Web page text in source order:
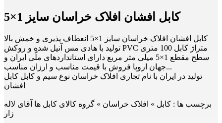
کابل افشان افلاک خراسان سایز 1×5
کابل افشان افلاک خراسان سایز 1×5 انعطاف پذیری و خمش بالا
تولید با هادی مس آنیل شده و روکش PVC متراژ کابل 100 متری
سطح مقطع 1×5 میلی متر مربع دارای استانداردهای ملّی ایران و
جهان اروپا فروش با قیمت مناسب و ارزان مناسب...
تولید در ایران با نام تجاری افلاک خراسان نوع سیم و کابل کابل
افشان
برچسب ها : کابل » افلاک خراسان » گروه کالای کابل ها آقای لاله
زار